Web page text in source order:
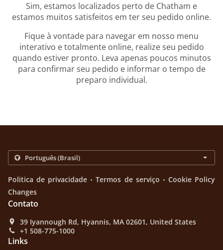
Sim, estamos localizados perto de Chatham e
estamos muitos satisfeitos em ter seu pedido online.
Fique à vontade para navegar em nosso menu
interativo e totalmente online, realize seu pedido
quando estiver pronto. Leva apenas poucos minutos
para confirmar seu pedido e informar o tempo de
preparo individual.
Politica de privacidade . Termos de serviço . Cookie Policy
Changes
Contato
39 Iyannough Rd, Hyannis, MA 02601, United States
+1 508-775-1000
Links